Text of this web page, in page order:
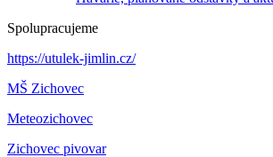
Spolupracujeme
https://utulek-jimlin.cz/
MŠ Zichovec
Meteozichovec
Zichovec pivovar